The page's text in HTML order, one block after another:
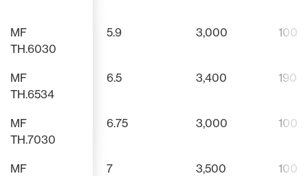
5.9 3,000 100
6.5 3,400 190
6.75 3,000 100
7 3,500 100
MF
TH.6030
MF
TH.6534
MF
TH.7030
MF